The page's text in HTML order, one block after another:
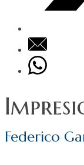
Federico